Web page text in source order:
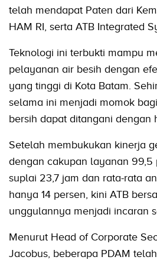
telah mendapat Paten dari
HAM RI, serta ATB Integrated
Teknologi ini terbukti mampu
pelayanan air besih dengan
yang tinggi di Kota Batam.
selama ini menjadi momok
bersih dapat ditangani dengan
Setelah membukukan kinerja
dengan cakupan layanan 99,5
suplai 23,7 jam dan rata-rata
hanya 14 persen, kini ATB
unggulannya menjadi incaran
Menurut Head of Corporate
Jacobus, beberapa PDAM